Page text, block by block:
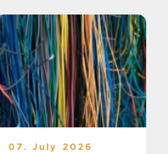
07. July 2026